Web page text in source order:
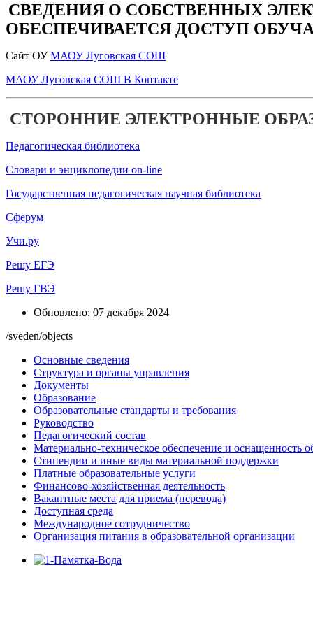
СВЕДЕНИЯ О СОБСТВЕННЫХ
ОБЕСПЕЧИВАЕТСЯ ДОСТУП
Сайт ОУМАОУ Луговская СОШ
МАОУ Луговская СОШ В Контакте
СТОРОННИЕ ЭЛЕКТРОННЫЕ
Педагогическая библиотека
Словари и энциклопедии on-line
Государственная педагогическая научная библиотека
Сферум
Учи.ру
Решу ЕГЭ
Решу ГВЭ
Обновлено: 07 декабря 2024
/sveden/objects
Основные сведения
Структура и органы управления
Документы
Образование
Образовательные стандарты и требования
Руководство
Педагогический состав
Материально-техническое обеспечение и оснащенность
Стипендии и иные виды материальной поддержки
Платные образовательные услуги
Финансово-хозяйственная деятельность
Вакантные места для приема (перевода)
Доступная среда
Международное сотрудничество
Организация питания в образовательной организации